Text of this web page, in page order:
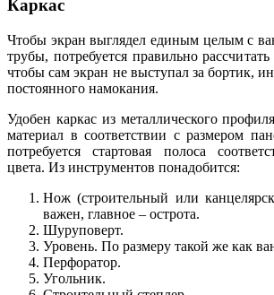
Каркас
Чтобы экран выглядел единым целым с
трубы, потребуется правильно
чтобы сам экран не выступал за бортик,
постоянного намокания.
Удобен каркас из металлического
материал в соответствии с размером
потребуется стартовая полоса
цвета. Из инструментов понадобится:
Нож (строительный или
важен, главное – острота.
Шуруповерт.
Уровень. По размеру такой же как
Перфоратор.
Угольник.